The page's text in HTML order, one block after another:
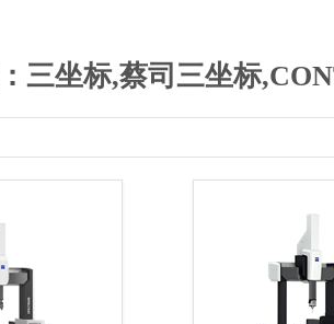
三坐标,蔡司三坐标